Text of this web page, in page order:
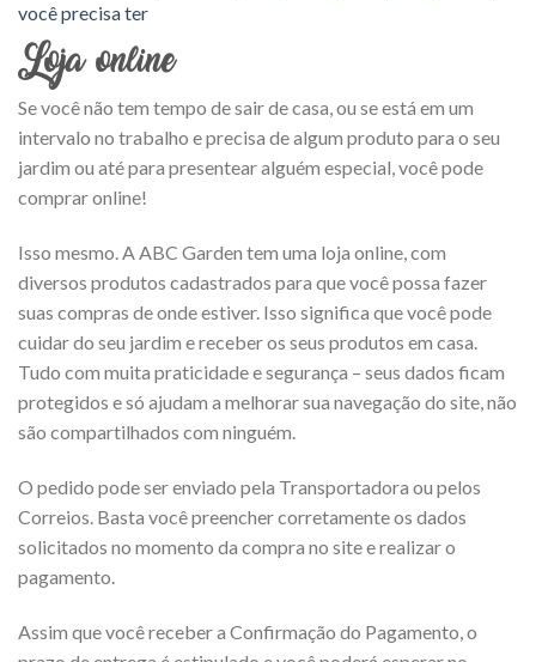
você precisa ter
Loja online
Se você não tem tempo de sair de casa, ou se está em um
intervalo no trabalho e precisa de algum produto para o seu
jardim ou até para presentear alguém especial, você pode
comprar online!
Isso mesmo. A ABC Garden tem uma loja online, com
diversos produtos cadastrados para que você possa fazer
suas compras de onde estiver. Isso significa que você pode
cuidar do seu jardim e receber os seus produtos em casa.
Tudo com muita praticidade e segurança – seus dados ficam
protegidos e só ajudam a melhorar sua navegação do site, não
são compartilhados com ninguém.
O pedido pode ser enviado pela Transportadora ou pelos
Correios. Basta você preencher corretamente os dados
solicitados no momento da compra no site e realizar o
pagamento.
Assim que você receber a Confirmação do Pagamento, o